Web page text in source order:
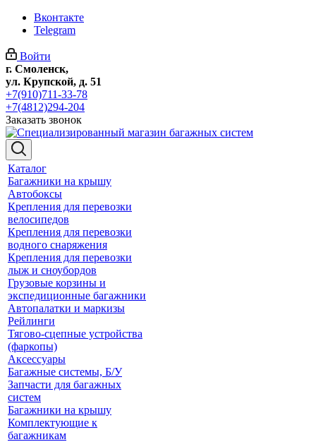
Вконтакте
Telegram
Войти
г. Смоленск,
ул. Крупской, д. 51
+7(910)711-33-78
+7(4812)294-204
Заказать звонок
Каталог
Багажники на крышу
Автобоксы
Крепления для перевозки
велосипедов
Крепления для перевозки
водного снаряжения
Крепления для перевозки
лыж и сноубордов
Грузовые корзины и
экспедиционные багажники
Автопалатки и маркизы
Рейлинги
Тягово-сцепные устройства
(фаркопы)
Аксессуары
Багажные системы, Б/У
Запчасти для багажных
систем
Багажники на крышу
Комплектующие к
багажникам